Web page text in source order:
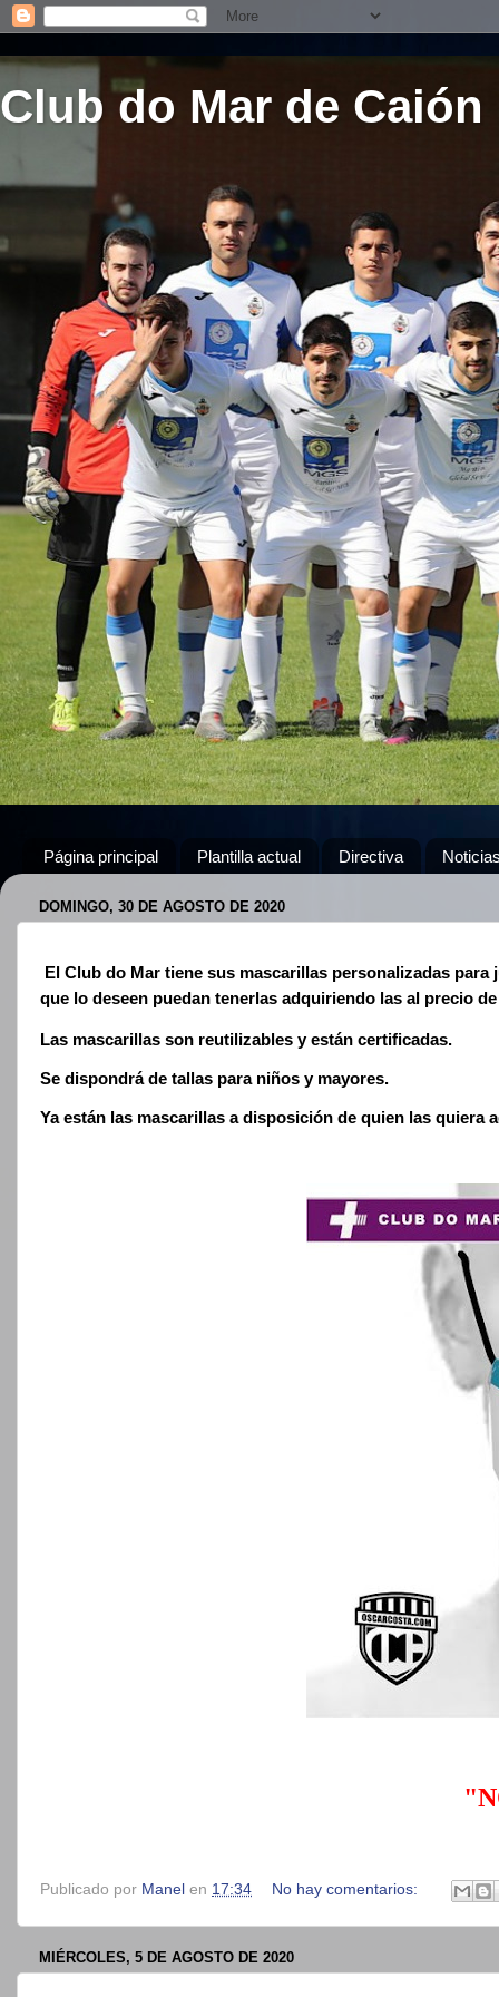
Club do Mar de Caión
Página principal Plantilla actual Directiva
DOMINGO, 30 DE AGOSTO DE 2020
El Club do Mar tiene sus mascarillas personalizadas
que lo deseen puedan tenerlas adquiriendo las al precio
Las mascarillas son reutilizables y están certificadas.
Se dispondrá de tallas para niños y mayores.
Ya están las mascarillas a disposición de quien las quiera
Publicado por Manel en 17:34 No hay comentarios:
MIÉRCOLES, 5 DE AGOSTO DE 2020